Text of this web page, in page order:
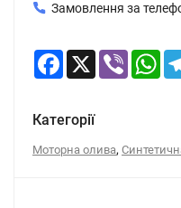
Замовлення за
Facebook
X Viber
Категорії
Моторна олива,